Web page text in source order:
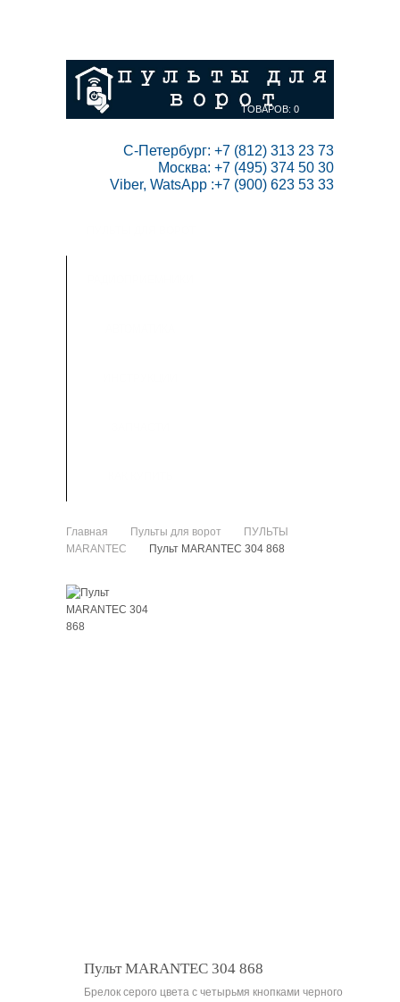
ТОВАРОВ: 0
Москва: +7 (495) 374 50 30
Viber, WatsApp :+7 (900) 623 53 33
Главная
>
Пульты для ворот
>
ПУЛЬТЫ
MARANTEC
Пульт MARANTEC 304 868
Пульт MARANTEC 304 868
Брелок серого цвета с четырьмя кнопками черного